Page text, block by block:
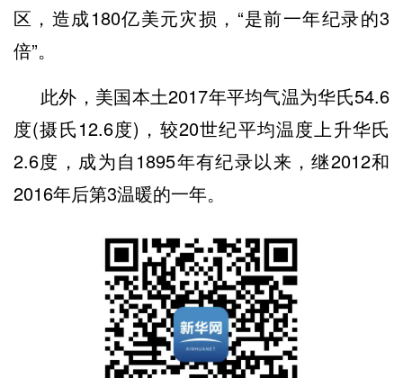
区，造成180亿美元灾损，“是前一年纪录的3
倍”。
此外，美国本土2017年平均气温为华氏54.6
度(摄氏12.6度)，较20世纪平均温度上升华氏
2.6度，成为自1895年有纪录以来，继2012和
2016年后第3温暖的一年。